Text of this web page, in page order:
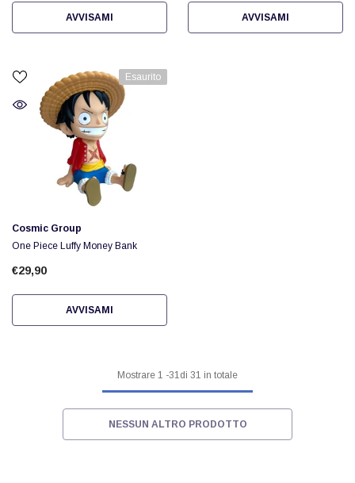
AVVISAMI AVVISAMI
Esaurito
Fornitore:
Cosmic Group
One Piece Luffy Money Bank
€29,90
AVVISAMI
Mostrare 1 -31di 31 in totale
NESSUN ALTRO PRODOTTO